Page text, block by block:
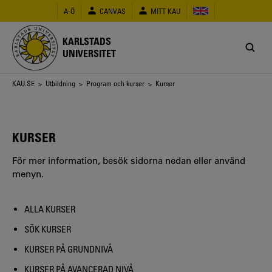
huvudinnehåll
A-Ö CANVAS MITT KAU
KARLSTADS
UNIVERSITET
Länkstig
KAU.SE > Utbildning > Program och kurser > Kurser
KURSER
För mer information, besök sidorna nedan eller använd
menyn.
ALLA KURSER
SÖK KURSER
KURSER PÅ GRUNDNIVÅ
KURSER PÅ AVANCERAD NIVÅ